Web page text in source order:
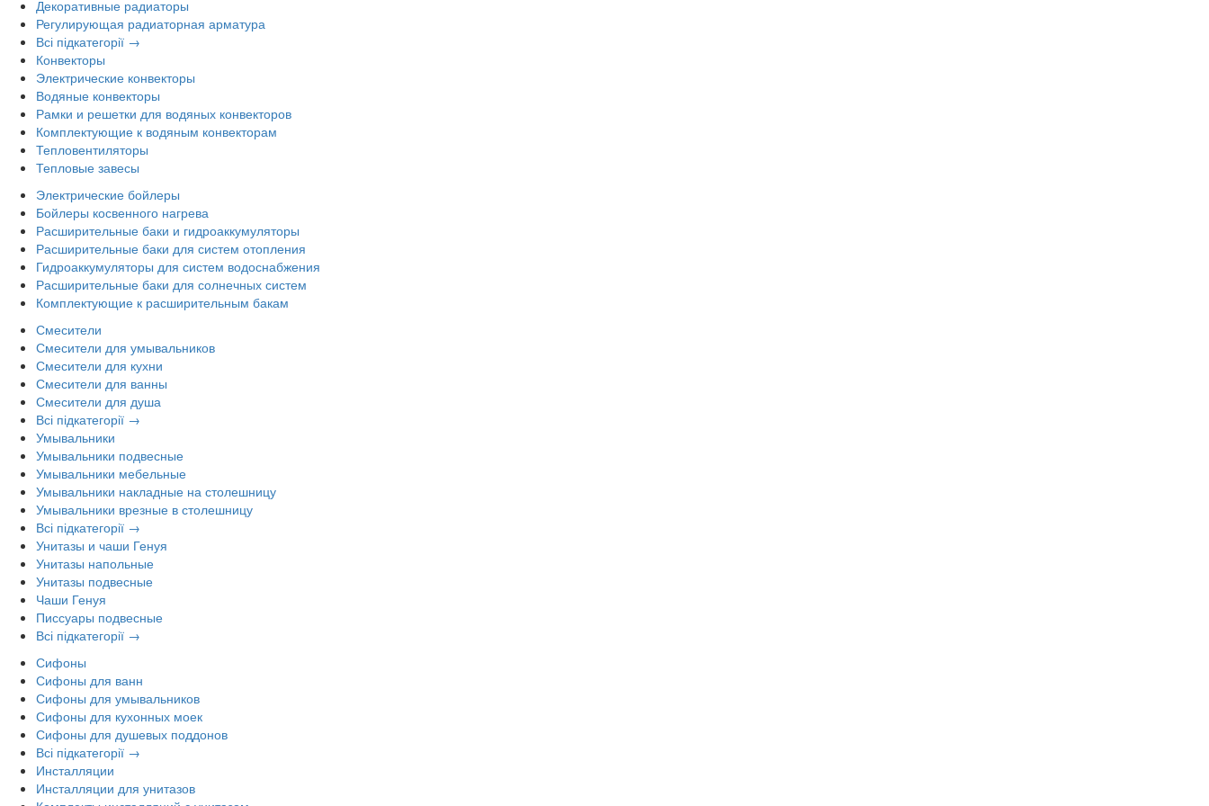
Декоративные радиаторы
Регулирующая радиаторная арматура
Всі підкатегорії →
Конвекторы
Электрические конвекторы
Водяные конвекторы
Рамки и решетки для водяных конвекторов
Комплектующие к водяным конвекторам
Тепловентиляторы
Тепловые завесы
Электрические бойлеры
Бойлеры косвенного нагрева
Расширительные баки и гидроаккумуляторы
Расширительные баки для систем отопления
Гидроаккумуляторы для систем водоснабжения
Расширительные баки для солнечных систем
Комплектующие к расширительным бакам
Смесители
Смесители для умывальников
Смесители для кухни
Смесители для ванны
Смесители для душа
Всі підкатегорії →
Умывальники
Умывальники подвесные
Умывальники мебельные
Умывальники накладные на столешницу
Умывальники врезные в столешницу
Всі підкатегорії →
Унитазы и чаши Генуя
Унитазы напольные
Унитазы подвесные
Чаши Генуя
Писсуары подвесные
Всі підкатегорії →
Сифоны
Сифоны для ванн
Сифоны для умывальников
Сифоны для кухонных моек
Сифоны для душевых поддонов
Всі підкатегорії →
Инсталляции
Инсталляции для унитазов